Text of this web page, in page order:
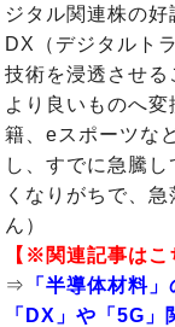
ジタル関連株の好
DX（デジタルト
技術を浸透させ
より良いものへ
籍、eスポーツな
し、すでに急騰
くなりがちで、
ん）
【※関連記事はこ
⇒
「半導体材料
「DX」や「5G」